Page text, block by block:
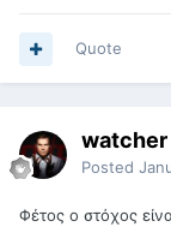
Quote
watcher
Posted
Φέτος ο στόχος